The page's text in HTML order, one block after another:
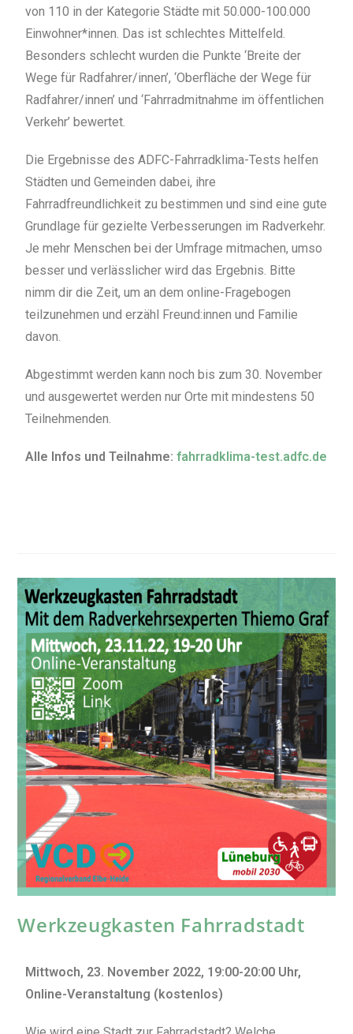
von 110 in der Kategorie Städte mit 50.000-100.000
Einwohner*innen. Das ist schlechtes Mittelfeld.
Besonders schlecht wurden die Punkte ‘Breite der
Wege für Radfahrer/innen’, ‘Oberfläche der Wege für
Radfahrer/innen’ und ‘Fahrradmitnahme im öffentlichen
Verkehr’ bewertet.
Die Ergebnisse des ADFC-Fahrradklima-Tests helfen
Städten und Gemeinden dabei, ihre
Fahrradfreundlichkeit zu bestimmen und sind eine gute
Grundlage für gezielte Verbesserungen im Radverkehr.
Je mehr Menschen bei der Umfrage mitmachen, umso
besser und verlässlicher wird das Ergebnis. Bitte
nimm dir die Zeit, um an dem online-Fragebogen
teilzunehmen und erzähl Freund:innen und Familie
davon.
Abgestimmt werden kann noch bis zum 30. November
und ausgewertet werden nur Orte mit mindestens 50
Teilnehmenden.
Alle Infos und Teilnahme:fahrradklima-test.adfc.de
Werkzeugkasten Fahrradstadt
Mittwoch, 23. November 2022, 19:00-20:00 Uhr,
Online-Veranstaltung (kostenlos)